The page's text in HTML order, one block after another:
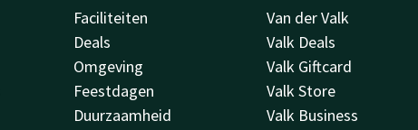
Faciliteiten
Deals
Omgeving
Feestdagen
Duurzaamheid
Van der Valk
Valk Deals
Valk Giftcard
Valk Store
Valk Business